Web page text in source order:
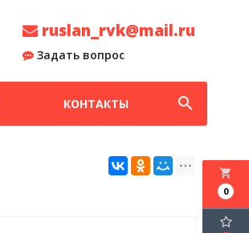
ruslan_rvk@mail.ru
Задать вопрос
КОНТАКТЫ search
local_grocery_store
0